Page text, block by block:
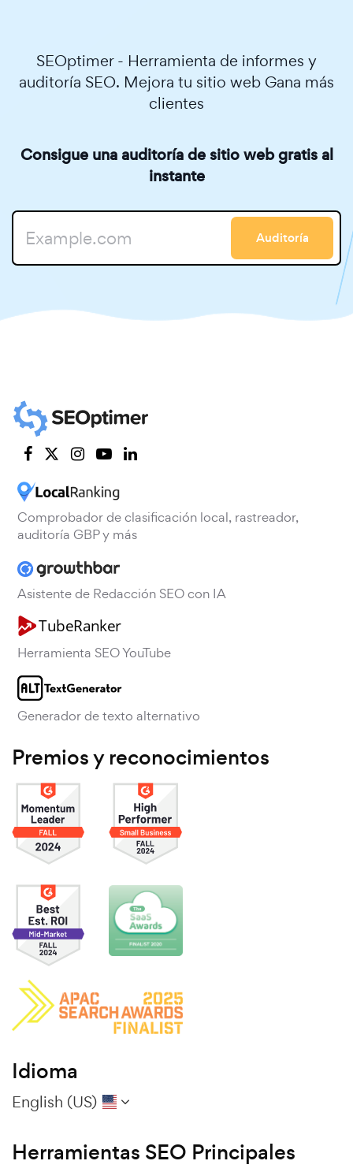
SEOptimer - Herramienta de informes y
auditoría SEO. Mejora tu sitio web Gana más
clientes
Consigue una auditoría de sitio web gratis al
instante
Auditoría
Comprobador de clasificación local, rastreador,
auditoría GBP y más
Asistente de Redacción SEO con IA
Herramienta SEO YouTube
Generador de texto alternativo
Premios y reconocimientos
Idioma
English (US)
Herramientas SEO Principales